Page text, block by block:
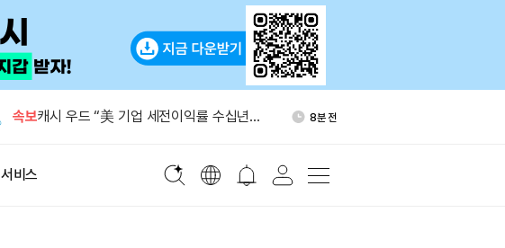
속보
일본은행, 7월 통화정책회의 의견 요약본
1시간 전
캐시 우드 “美 기업 세전이익률 수십년래
8분 전
서비스